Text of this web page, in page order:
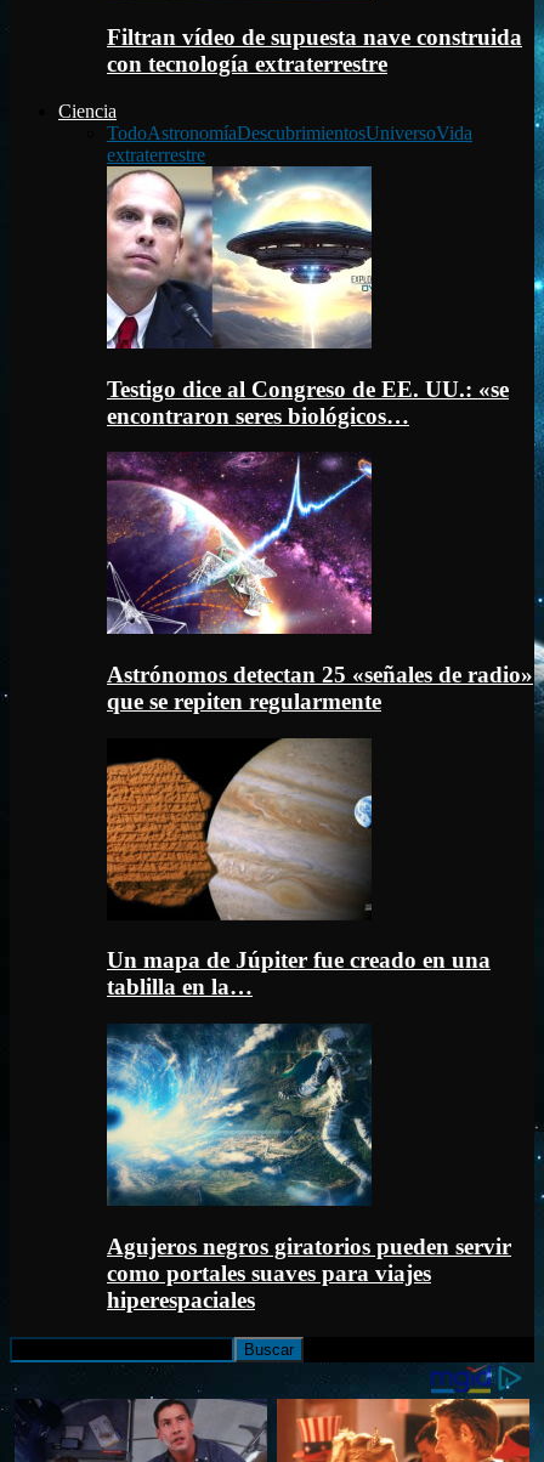
Filtran vídeo de supuesta nave construida
con tecnología extraterrestre
Ciencia
TodoAstronomíaDescubrimientosUniversoVida
extraterrestre
Testigo dice al Congreso de EE. UU.: «se
encontraron seres biológicos…
Astrónomos detectan 25 «señales de radio»
que se repiten regularmente
Un mapa de Júpiter fue creado en una
tablilla en la…
Agujeros negros giratorios pueden servir
como portales suaves para viajes
hiperespaciales